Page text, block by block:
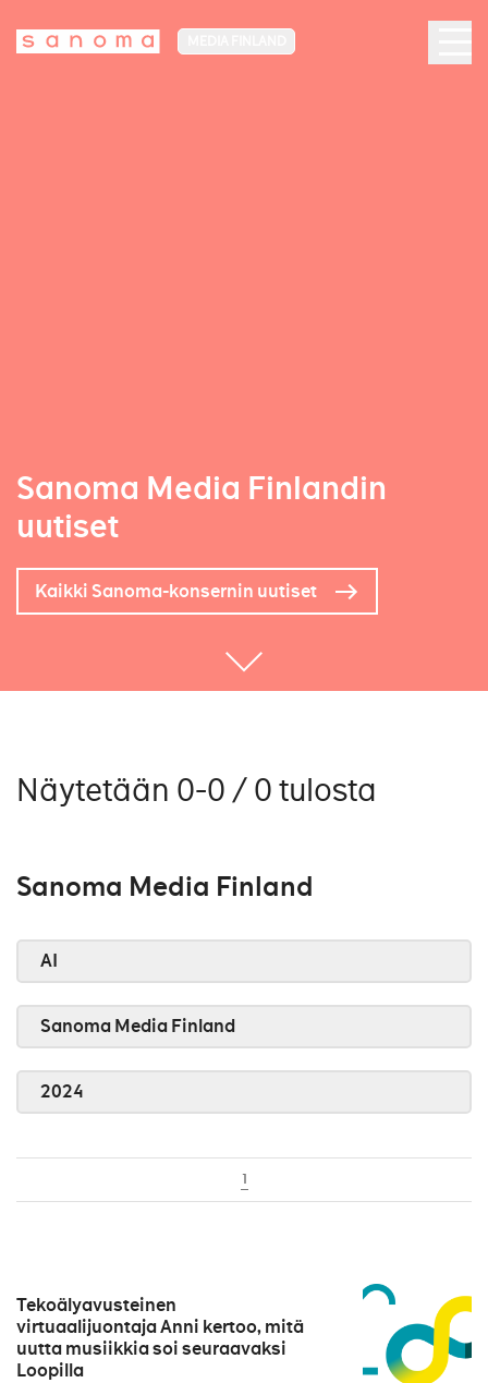
Sanoma Media Finlandin
uutiset
Kaikki Sanoma-konsernin uutiset
Näytetään 0-0 / 0 tulosta
Sanoma Media Finland
AI
Sanoma Media Finland
2024
1
Tekoälyavusteinen
virtuaalijuontaja Anni kertoo, mitä
uutta musiikkia soi seuraavaksi
Loopilla